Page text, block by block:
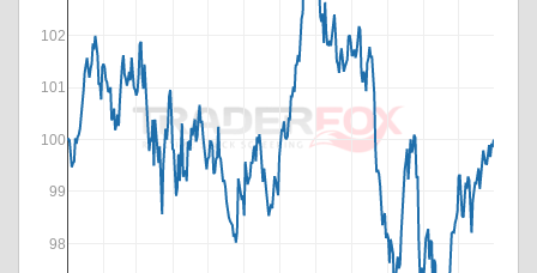
98
99
100
101
102